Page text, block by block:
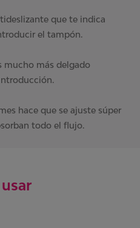
que te indica
el tampón.
mucho más delgado
hace que se ajuste súper
todo el flujo.